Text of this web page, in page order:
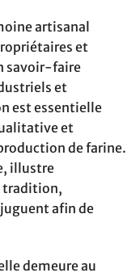
artisanal
et
savoir-faire
et
est essentielle
et
de farine.
illustre
tradition,
afin de
demeure au